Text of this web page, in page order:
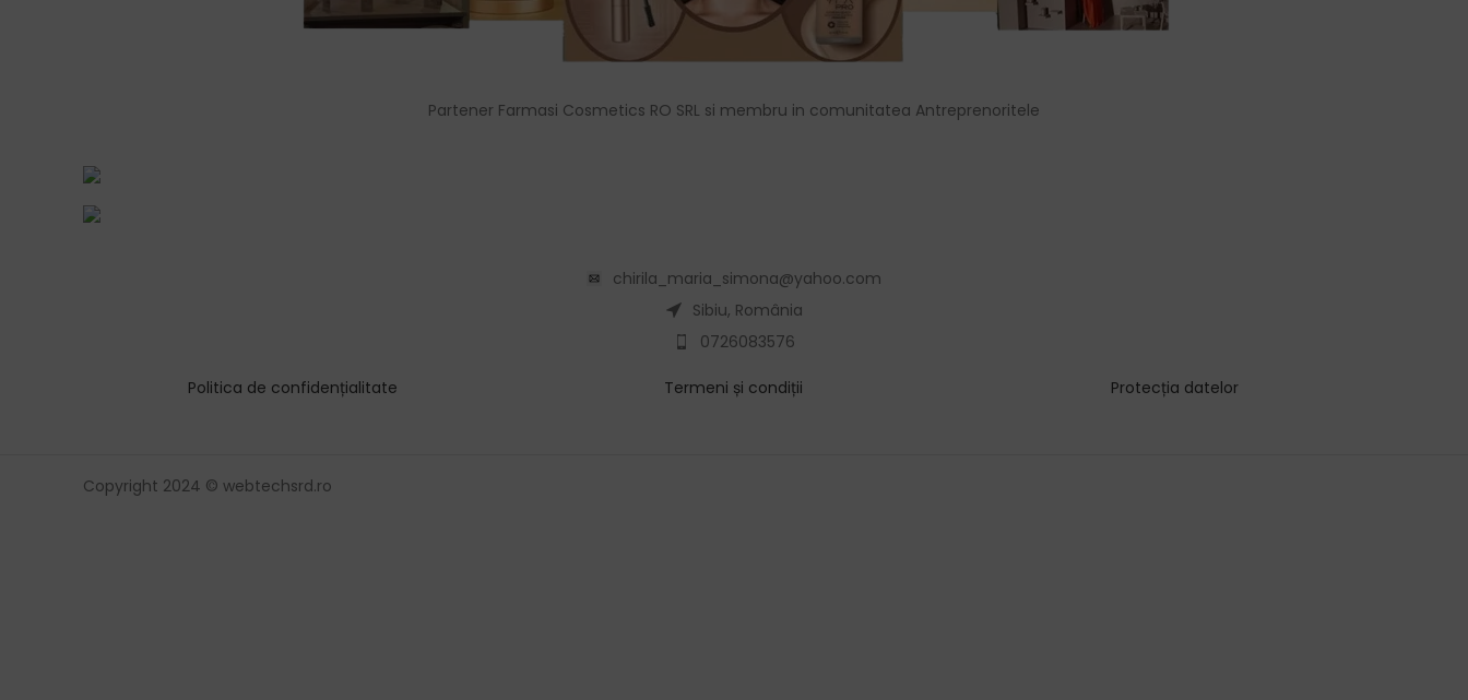
Partener Farmasi Cosmetics RO SRL si membru in comunitatea Antreprenoritele
chirila_maria_simona@yahoo.com
Sibiu, România
0726083576
Politica de confidențialitate Termeni și condiții Protecția datelor
Copyright 2024 © webtechsrd.ro